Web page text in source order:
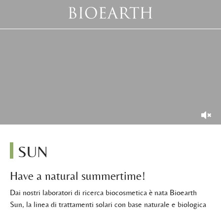
SUN
Have a natural summertime!
Dai nostri laboratori di ricerca biocosmetica è nata Bioearth
Sun, la linea di trattamenti solari con base naturale e biologica